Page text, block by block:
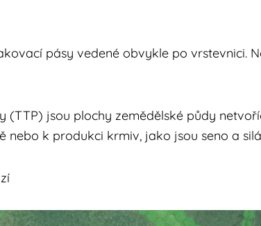
pásy vedené obvykle po vrstevnici.
jsou plochy zemědělské půdy
nebo k produkci krmiv, jako jsou seno a